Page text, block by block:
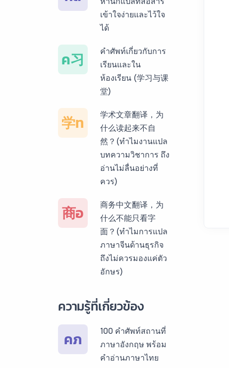
พม่า ราคาเริ่มต้น
150฿
บริการรับแปลภาษา
กัมพูชา ราคาเริ่มต้น
150฿
บริการรับแปลภาษา
เวียดนาม ราคาเริ่ม
ต้น 150฿
บริการรับแปลภาษา
ฝรั่งเศส ราคาเริ่มต้น
150฿
บริการรับแปลภาษา
สเปน ราคาเริ่มต้น
150฿
บริการรับแปลภาษา
เยอรมัน ราคาเริ่ม
ต้น 150฿
บริการรับแปลภาษา
รัสเซีย ราคาเริ่มต้น
150฿
บริการรับแปลภาษา
ทั่วไทย ราคาเริ่มต้น
เข้าใจง่ายและไว้ใจ
ได้
ค习
คำศัพท์เกี่ยวกับการ
เรียนและใน
ห้องเรียน (学习与课
堂)
学ท
学术文章翻译，为
什么读起来不自
然？(ทำไมงานแปล
บทความวิชาการ ถึง
อ่านไม่ลื่นอย่างที่
ควร)
商อ
商务中文翻译，为
什么不能只看字
面？(ทำไมการแปล
ภาษาจีนด้านธุรกิจ
ถึงไม่ควรมองแค่ตัว
อักษร)
ความรู้ที่เกี่ยวข้อง
คภ
100 คำศัพท์สถานที่
ภาษาอังกฤษ พร้อม
คำอ่านภาษาไทย